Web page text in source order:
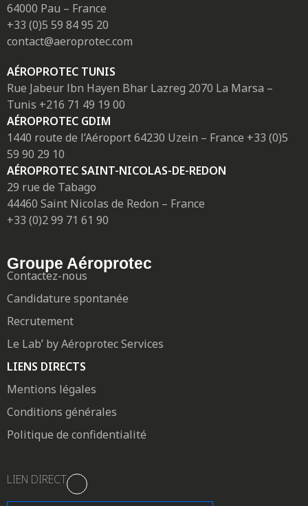
64000 Pau – France
+33 (0)5 59 84 95 20
contact@aeroprotec.com
AÉROPROTEC TUNIS
Rue Jabeur lbn Hayen Bhar Lazreg 2070 La Marsa –
Tunis +216 71 49 19 00
AÉROPROTEC GDIM
1440 route de l’Aéroport 64230 Uzein – France +33 (0)5
59 90 29 10
AÉROPROTEC SAINT-NICOLAS-DE-REDON
29 rue de Tabago
44460 Saint Nicolas de Redon – France
+33 (0)2 99 71 61 90
Groupe Aéroprotec
Contactez-nous
Candidature spontanée
Recrutement
Le Lab’ by Aéroprotec Services
LIENS DIRECTS
Mentions légales
Conditions générales
Politique de confidentialité
LIEN DIRECT